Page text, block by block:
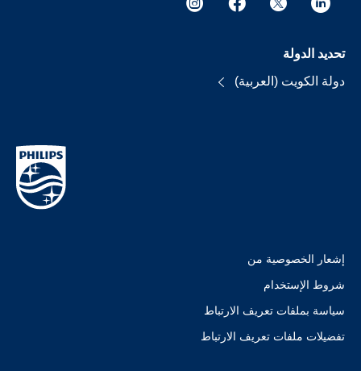
تحديد الدولة
دولة الكويت (العربية)
إشعار الخصوصية من
شروط الإستخدام
سياسة بملفات تعريف الارتباط
تفضيلات ملفات تعريف الارتباط